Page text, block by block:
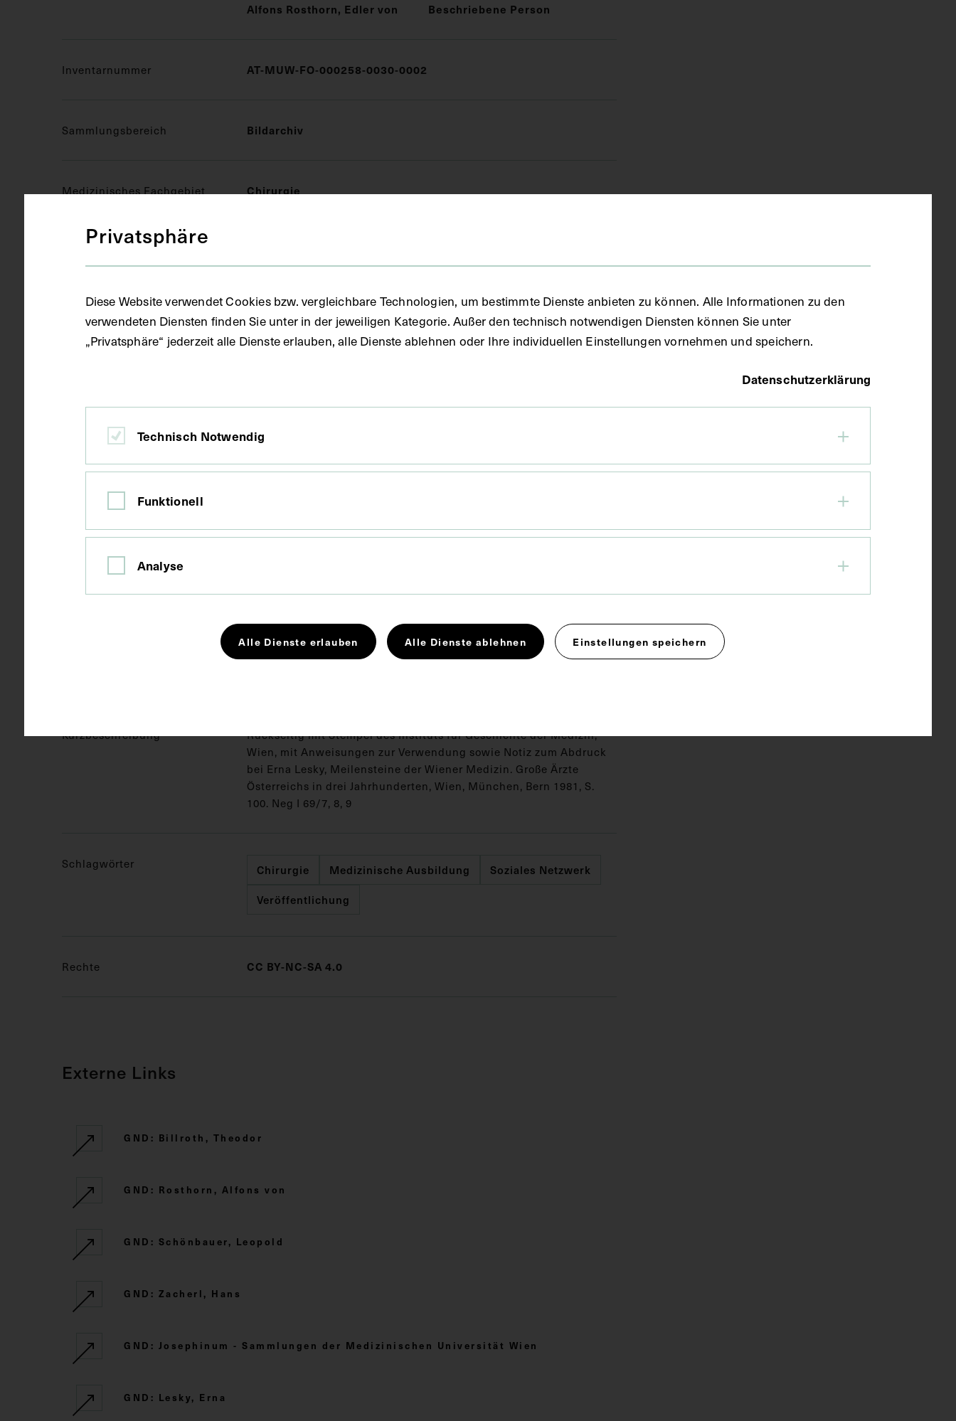
Alfons Rosthorn, Edler von
Beschriebene Person
Inventarnummer AT-MUW-FO-000258-0030-0002
Sammlungsbereich Bildarchiv
Medizinisches Fachgebiet Chirurgie
S/W Fotografie
Ausführung Kopie
Kurzbeschreibung
Rückseitig mit Stempel des Instituts für Geschichte der Medizin,
Wien, mit Anweisungen zur Verwendung sowie Notiz zum Abdruck
bei Erna Lesky, Meilensteine der Wiener Medizin. Große Ärzte
Österreichs in drei Jahrhunderten, Wien, München, Bern 1981, S.
100. Neg I 69/7, 8, 9
Schlagwörter Chirurgie Medizinische Ausbildung
Soziales Netzwerk
Veröffentlichung
Rechte CC BY-NC-SA 4.0
Externe Links
GND: Billroth, Theodor
GND: Rosthorn, Alfons von
GND: Schönbauer, Leopold
GND: Zacherl, Hans
GND: Josephinum - Sammlungen der Medizinischen Universität Wien
GND: Lesky, Erna
Privatsphäre
Diese Website verwendet Cookies bzw. vergleichbare Technologien, um bestimmte Dienste anbieten zu können. Alle Informationen zu den
verwendeten Diensten finden Sie unter in der jeweiligen Kategorie. Außer den technisch notwendigen Diensten können Sie unter
„Privatsphäre“ jederzeit alle Dienste erlauben, alle Dienste ablehnen oder Ihre individuellen Einstellungen vornehmen und speichern.
Datenschutzerklärung
Technisch Notwendig
Funktionell
Analyse
Alle Dienste erlauben Alle Dienste ablehnen Einstellungen speichern